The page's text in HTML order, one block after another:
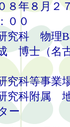
８年８月２
００
究科 物理
博士（名
究科等事業
究科附属
ー